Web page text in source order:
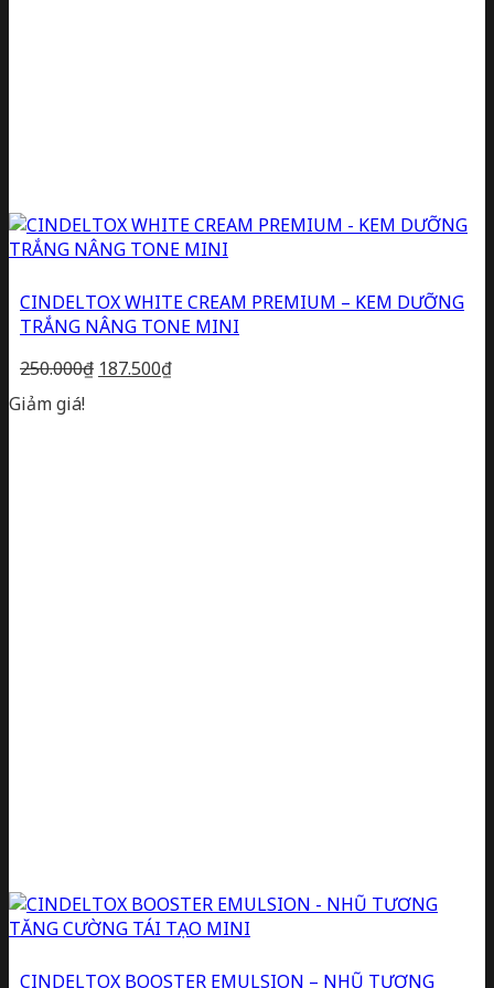
CINDELTOX WHITE CREAM PREMIUM – KEM DƯỠNG
TRẮNG NÂNG TONE MINI
250.000₫ Giá
187.500₫Giá
Giảm giá!
CINDELTOX BOOSTER EMULSION – NHŨ TƯƠNG